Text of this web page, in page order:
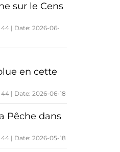
sur le Cens
44
Date: 2026-06-
en cette
44 Date: 2026-06-18
Pêche dans
44 Date: 2026-05-18